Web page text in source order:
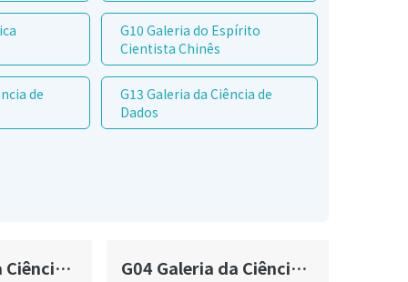
G10 Galeria do Espírito
Cientista Chinês
de
G13 Galeria da Ciência de
Dados
G03 Galeria da Ciência Divertida G04 Galeria da Ciência para Crianças